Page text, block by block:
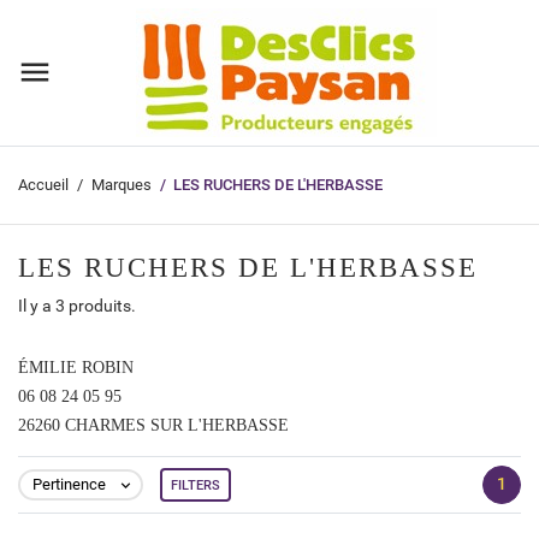
Accueil Marques LES RUCHERS DE L'HERBASSE
LES RUCHERS DE L'HERBASSE
Il y a 3 produits.
ÉMILIE ROBIN
06 08 24 05 95
26260 CHARMES SUR L'HERBASSE
Pertinence  FILTERS 1